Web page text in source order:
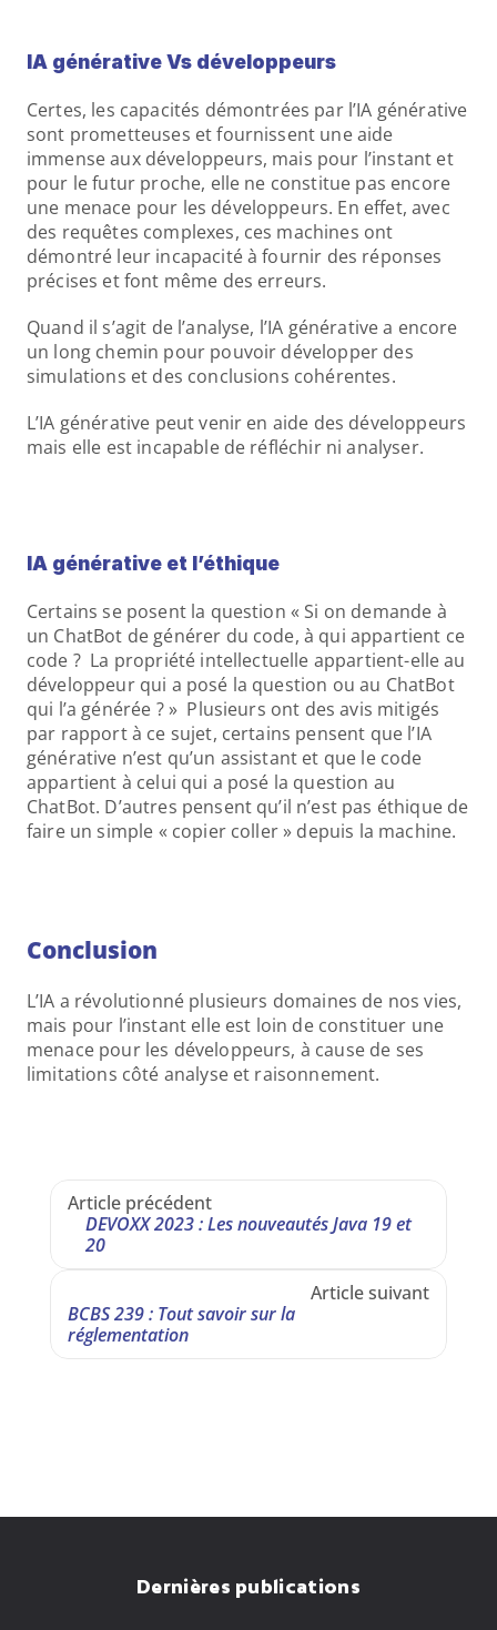
IA générative Vs développeurs
Certes, les capacités démontrées par l’IA générative
sont prometteuses et fournissent une aide
immense aux développeurs, mais pour l’instant et
pour le futur proche, elle ne constitue pas encore
une menace pour les développeurs. En effet, avec
des requêtes complexes, ces machines ont
démontré leur incapacité à fournir des réponses
précises et font même des erreurs.
Quand il s’agit de l’analyse, l’IA générative a encore
un long chemin pour pouvoir développer des
simulations et des conclusions cohérentes.
L’IA générative peut venir en aide des développeurs
mais elle est incapable de réfléchir ni analyser.
IA générative et l’éthique
Certains se posent la question « Si on demande à
un ChatBot de générer du code, à qui appartient ce
code ?  La propriété intellectuelle appartient-elle au
développeur qui a posé la question ou au ChatBot
qui l’a générée ? »  Plusieurs ont des avis mitigés
par rapport à ce sujet, certains pensent que l’IA
générative n’est qu’un assistant et que le code
appartient à celui qui a posé la question au
ChatBot. D’autres pensent qu’il n’est pas éthique de
faire un simple « copier coller » depuis la machine.
Conclusion
L’IA a révolutionné plusieurs domaines de nos vies,
mais pour l’instant elle est loin de constituer une
menace pour les développeurs, à cause de ses
limitations côté analyse et raisonnement.
Article précédent
DEVOXX 2023 : Les nouveautés Java 19 et
20
Article suivant
BCBS 239 : Tout savoir sur la
réglementation
Dernières publications